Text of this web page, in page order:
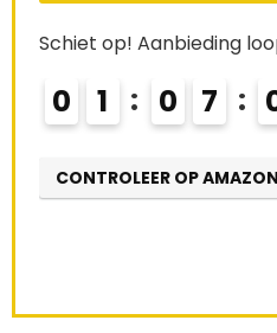
Schiet op!
0 2 0 7